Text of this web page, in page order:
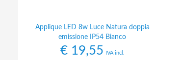
Applique LED 8w Luce Natura doppia
emissione IP54 Bianco
€19,55 IVA incl.